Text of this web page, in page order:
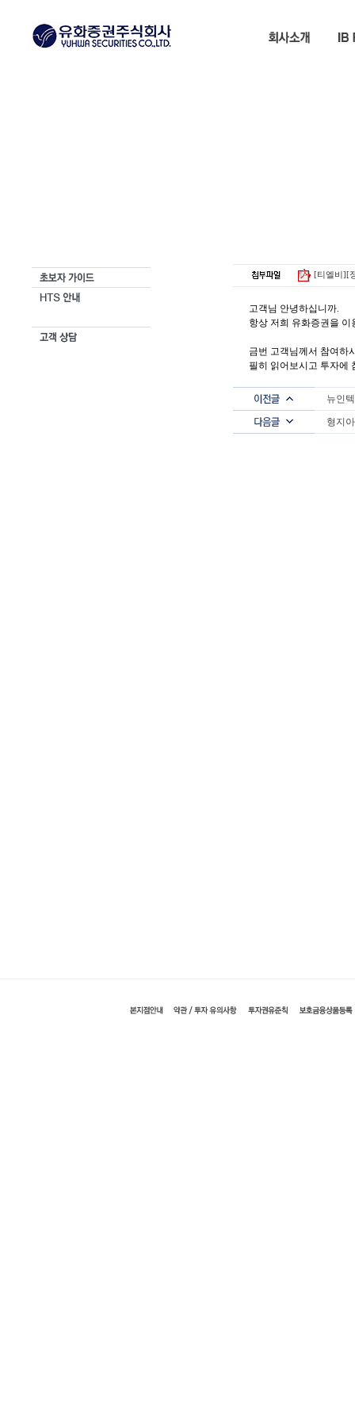
[티엘비][
고객님 안녕하십니까.
항상 저희 유화증권을
금번 고객님께서 참여하
필히 읽어보시고 투자에
게시글이전/다음글
뉴인
형지